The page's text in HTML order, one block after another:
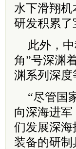
水下滑翔
研发积累了
此外，
角”号深渊
渊系列深
“尽管国
向深海进
们发展深
装备的研制